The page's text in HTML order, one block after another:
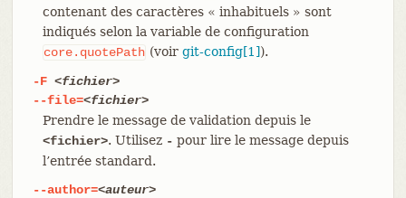
contenant des caractères « inhabituels » sont
indiqués selon la variable de configuration
core.quotePath (voir git-config[1]).
-F <fichier>
--file=<fichier>
Prendre le message de validation depuis le
<fichier>. Utilisez - pour lire le message depuis
l’entrée standard.
--author=<auteur>